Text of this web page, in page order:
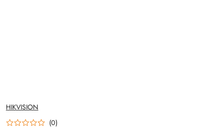
NAZWA
PRODUCENTA:
HIKVISION
(0)